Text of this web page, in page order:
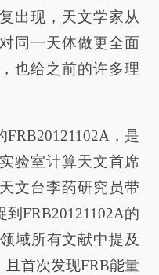
出现，天文学家从
同一天体做更全面
也给之前的许多理
，是
验室计算天文首席
文台李菂研究员带
FRB20121102A的
域所有文献中提及
首次发现FRB能量